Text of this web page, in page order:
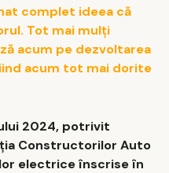
complet ideea că
Tot mai mulți
acum pe dezvoltarea
acum tot mai dorite
2024, potrivit
Constructorilor Auto
electrice înscrise în